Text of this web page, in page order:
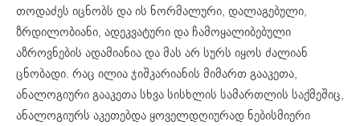
თოდაძეს იცნობს და ის ნორმალური, დალაგებული,
ზრდილობიანი, ადეკვატური და ჩამოყალიბებული
აზროვნების ადამიანია და მას არ სურს იყოს ძალიან
ცნობადი. რაც ილია ჯიშკარიანის მიმართ გააკეთა,
ანალოგიური გააკეთა სხვა სისხლის სამართლის საქმეშიც,
ანალოგიურს აკეთებდა ყოველდღიურად ნებისმიერი